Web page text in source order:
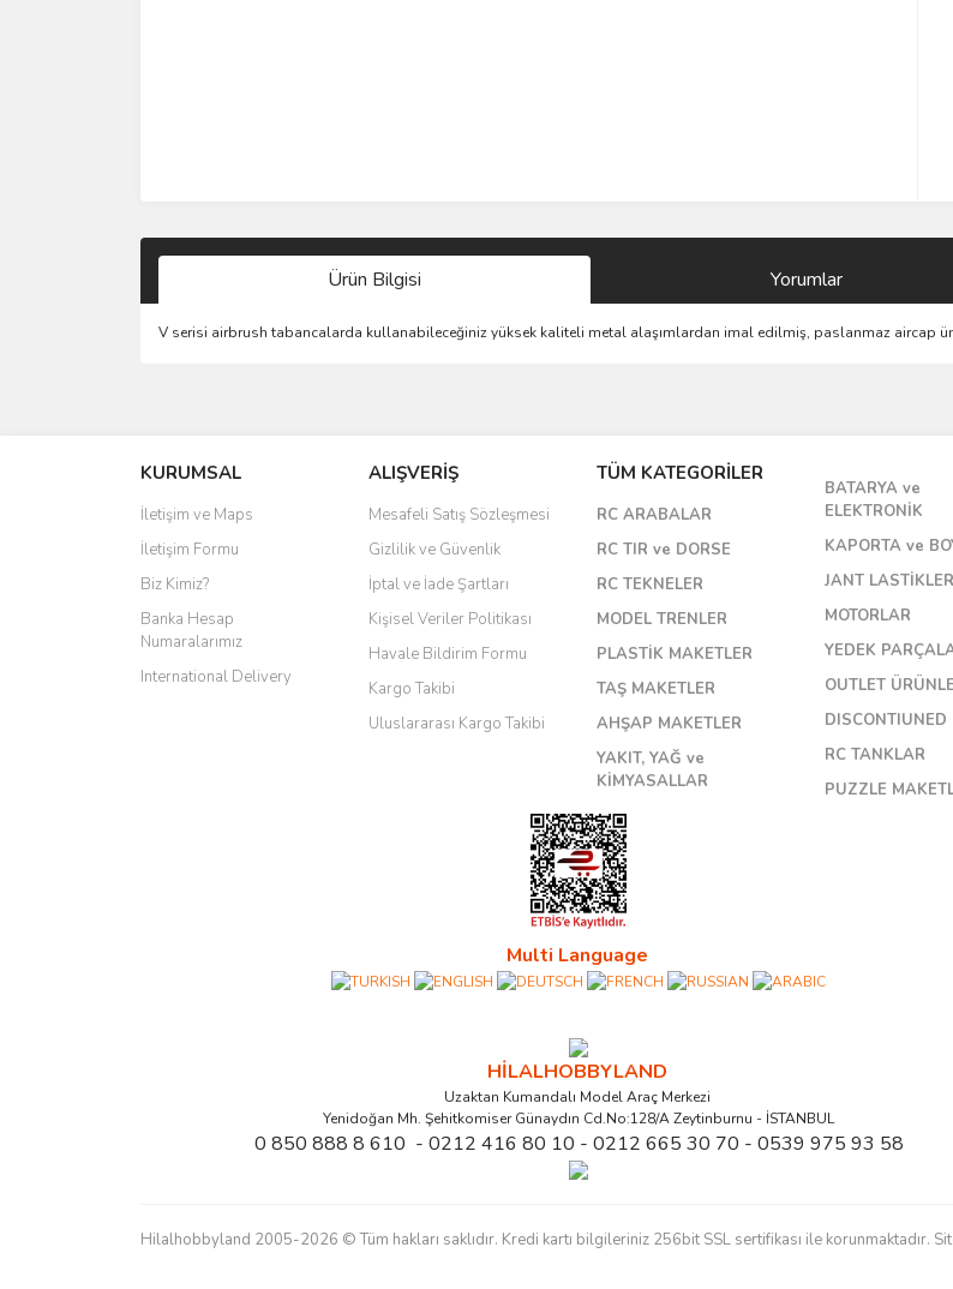
Ürün Bilgisi Yorumlar
V serisi airbrush tabancalarda kullanabileceğiniz yüksek kaliteli metal alaşımlardan imal edilmiş, paslanmaz aircap
Yorum Yaz
KURUMSAL
İletişim ve Maps
İletişim Formu
Biz Kimiz?
Banka Hesap
Numaralarımız
International Delivery
ALIŞVERİŞ
Mesafeli Satış Sözleşmesi
Gizlilik ve Güvenlik
İptal ve İade Şartları
Kişisel Veriler Politikası
Havale Bildirim Formu
Kargo Takibi
Uluslararası Kargo Takibi
TÜM KATEGORİLER
RC ARABALAR
RC TIR ve DORSE
RC TEKNELER
MODEL TRENLER
PLASTİK MAKETLER
TAŞ MAKETLER
AHŞAP MAKETLER
YAKIT, YAĞ ve
KİMYASALLAR
BATARYA ve
ELEKTRONİK
KAPORTA ve
JANT LASTİKLER
MOTORLAR
YEDEK
OUTLET
DISCONTIUNED
RC TANKLAR
PUZZLE
Multi Language
HİLALHOBBYLAND
Uzaktan Kumandalı Model Araç Merkezi
Yenidoğan Mh. Şehitkomiser Günaydın Cd.No:128/A Zeytinburnu - İSTANBUL
0 850 888 8 610 - 0212 416 80 10 - 0212 665 30 70 - 0539 975 93 58
Hilalhobbyland 2005-2026 © Tüm hakları saklıdır. Kredi kartı bilgileriniz 256bit SSL sertifikası ile korunmaktadır.